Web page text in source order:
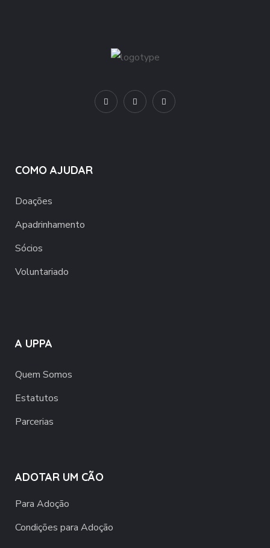
COMO AJUDAR
Doações
Apadrinhamento
Sócios
Voluntariado
A UPPA
Quem Somos
Estatutos
Parcerias
ADOTAR UM CÃO
Para Adoção
Condições para Adoção